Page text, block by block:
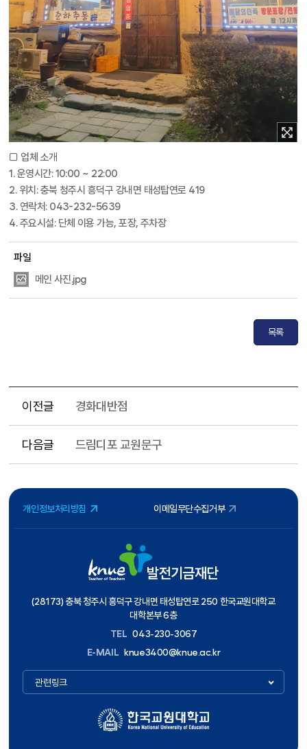
□ 업체 소개
1. 운영시간: 10:00 ~ 22:00
2. 위치: 충북 청주시 흥덕구 강내면 태성탑연로 419
3. 연락처: 043-232-5639
4. 주요시설: 단체 이용 가능, 포장, 주차장
파일
메인 사진.jpg
목록
이전글 경화대반점
다음글 드림디포 교원문구
개인정보처리방침 이메일무단수집거부
발전기금재단
(28173) 충북 청주시 흥덕구 강내면 태성탑연로 250 한국교원대학교
대학본부 6층
TEL 043-230-3067
E-MAIL knue3400@knue.ac.kr
관련링크